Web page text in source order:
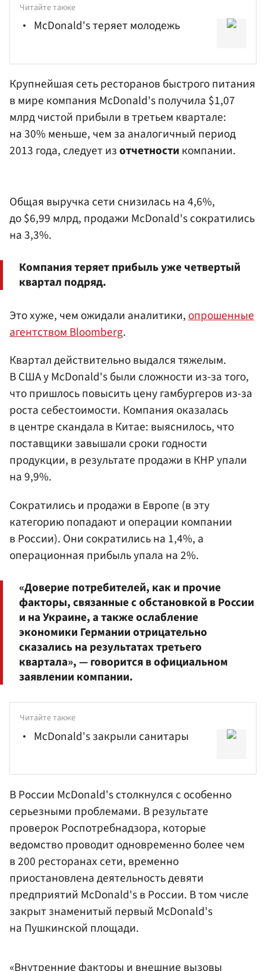
Читайте также
McDonald's теряет молодежь
Крупнейшая сеть ресторанов быстрого питания
в мире компания McDonald's получила $1,07
млрд чистой прибыли в третьем квартале:
на 30% меньше, чем за аналогичный период
2013 года, следует изотчетности компании.
Общая выручка сети снизилась на 4,6%,
до $6,99 млрд, продажи McDonald's сократились
на 3,3%.
Компания теряет прибыль уже четвертый
квартал подряд.
Это хуже, чем ожидали аналитики,опрошенные
агентством Bloomberg.
Квартал действительно выдался тяжелым.
В США у McDonald's были сложности из-за того,
что пришлось повысить цену гамбургеров из-за
роста себестоимости. Компания оказалась
в центре скандала в Китае: выяснилось, что
поставщики завышали сроки годности
продукции, в результате продажи в КНР упали
на 9,9%.
Сократились и продажи в Европе (в эту
категорию попадают и операции компании
в России). Они сократились на 1,4%, а
операционная прибыль упала на 2%.
«Доверие потребителей, как и прочие
факторы, связанные с обстановкой в России
и на Украине, а также ослабление
экономики Германии отрицательно
сказались на результатах третьего
квартала», — говорится в официальном
заявлении компании.
Читайте также
McDonald's закрыли санитары
В России McDonald's столкнулся с особенно
серьезными проблемами. В результате
проверок Роспотребнадзора, которые
ведомство проводит одновременно более чем
в 200 ресторанах сети, временно
приостановлена деятельность девяти
предприятий McDonald's в России. В том числе
закрыт знаменитый первый McDonald's
на Пушкинской площади.
«Внутренние факторы и внешние вызовы